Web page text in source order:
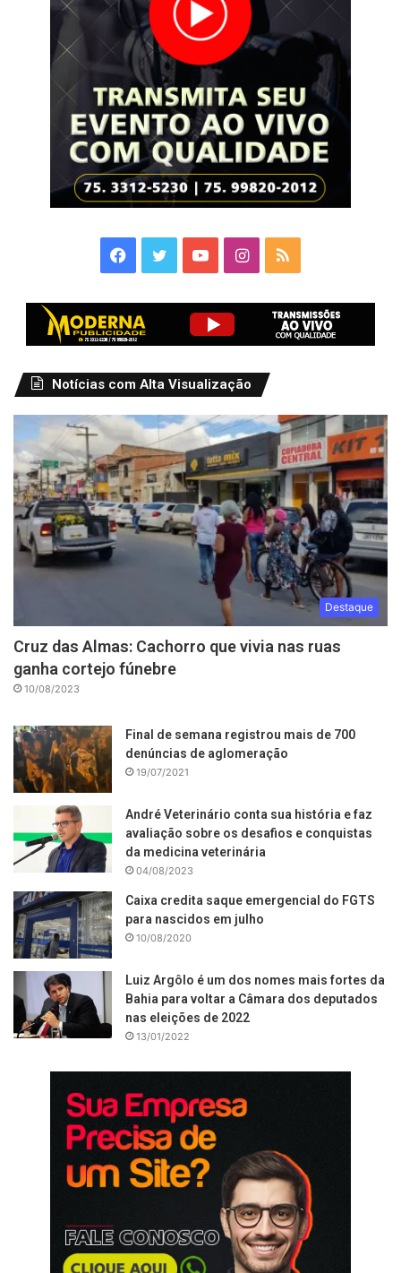
Facebook
TwitterYouTubeInstagram
RSS
Notícias com Alta Visualização
Destaque
Cruz das Almas: Cachorro que vivia nas ruas
ganha cortejo fúnebre
10/08/2023
Final de semana registrou mais de 700
denúncias de aglomeração
19/07/2021
André Veterinário conta sua história e faz
avaliação sobre os desafios e conquistas
da medicina veterinária
04/08/2023
Caixa credita saque emergencial do FGTS
para nascidos em julho
10/08/2020
Luiz Argôlo é um dos nomes mais fortes da
Bahia para voltar a Câmara dos deputados
nas eleições de 2022
13/01/2022